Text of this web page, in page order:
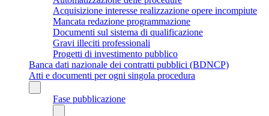
Acquisizione interesse realizzazione opere incompiute
Mancata redazione programmazione
Documenti sul sistema di qualificazione
Gravi illeciti professionali
Progetti di investimento pubblico
Banca dati nazionale dei contratti pubblici (BDNCP)
Atti e documenti per ogni singola procedura
Fase pubblicazione